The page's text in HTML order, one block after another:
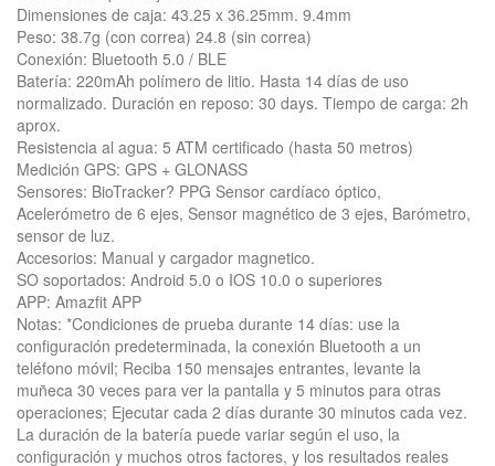
Dimensiones de caja: 43.25 x 36.25mm. 9.4mm
Peso: 38.7g (con correa) 24.8 (sin correa)
Conexión: Bluetooth 5.0 / BLE
Batería: 220mAh polímero de litio. Hasta 14 días de uso
normalizado. Duración en reposo: 30 days. Tiempo de carga: 2h
aprox.
Resistencia al agua: 5 ATM certificado (hasta 50 metros)
Medición GPS: GPS + GLONASS
Sensores: BioTracker? PPG Sensor cardíaco óptico,
Acelerómetro de 6 ejes, Sensor magnético de 3 ejes, Barómetro,
sensor de luz.
Accesorios: Manual y cargador magnetico.
SO soportados: Android 5.0 o IOS 10.0 o superiores
APP: Amazfit APP
Notas: *Condiciones de prueba durante 14 días: use la
configuración predeterminada, la conexión Bluetooth a un
teléfono móvil; Reciba 150 mensajes entrantes, levante la
muñeca 30 veces para ver la pantalla y 5 minutos para otras
operaciones; Ejecutar cada 2 días durante 30 minutos cada vez.
La duración de la batería puede variar según el uso, la
configuración y muchos otros factores, y los resultados reales